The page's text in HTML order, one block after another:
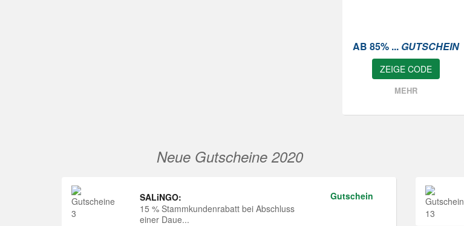
AB 85% ... GUTSCHEIN
ZEIGE CODE
MEHR
Neue Gutscheine 2020
SALiNGO:
15 % Stammkundenrabatt bei Abschluss
einer Daue...
Gutschein